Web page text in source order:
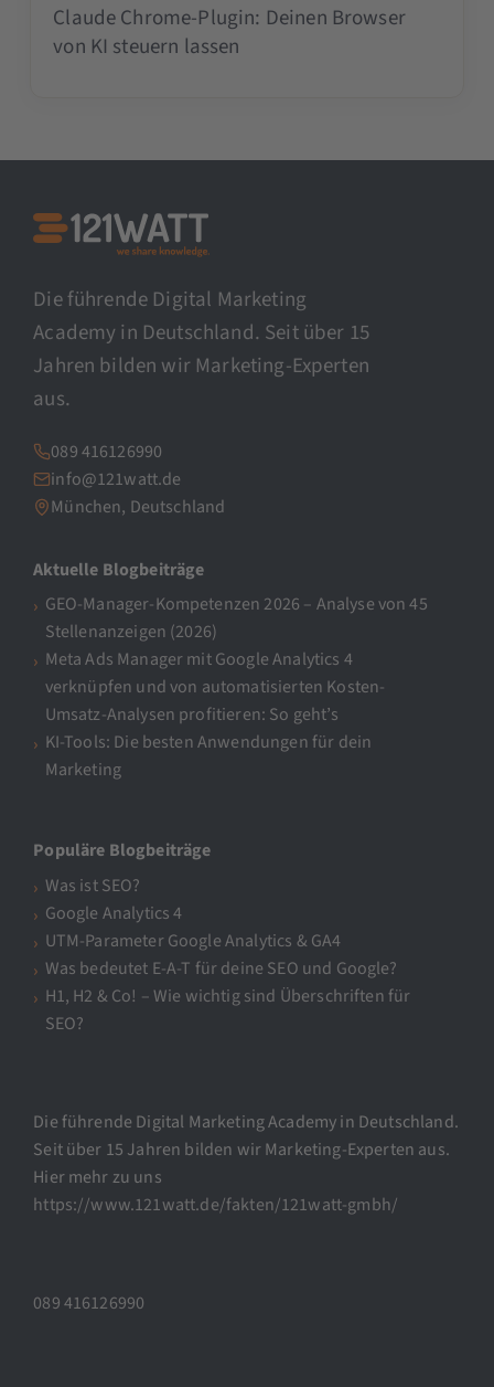
Claude Chrome-Plugin: Deinen Browser
von KI steuern lassen
Die führende Digital Marketing
Academy in Deutschland. Seit über 15
Jahren bilden wir Marketing-Experten
aus.
089 416126990
info@121watt.de
München, Deutschland
Aktuelle Blogbeiträge
GEO-Manager-Kompetenzen 2026 – Analyse von 45
Stellenanzeigen (2026)
Meta Ads Manager mit Google Analytics 4
verknüpfen und von automatisierten Kosten-
Umsatz-Analysen profitieren: So geht’s
KI-Tools: Die besten Anwendungen für dein
Marketing
Populäre Blogbeiträge
Was ist SEO?
Google Analytics 4
UTM-Parameter Google Analytics & GA4
Was bedeutet E-A-T für deine SEO und Google?
H1, H2 & Co! – Wie wichtig sind Überschriften für
SEO?
Die führende Digital Marketing Academy in Deutschland.
Seit über 15 Jahren bilden wir Marketing-Experten aus.
Hier mehr zu uns
https://www.121watt.de/fakten/121watt-gmbh/
089 416126990